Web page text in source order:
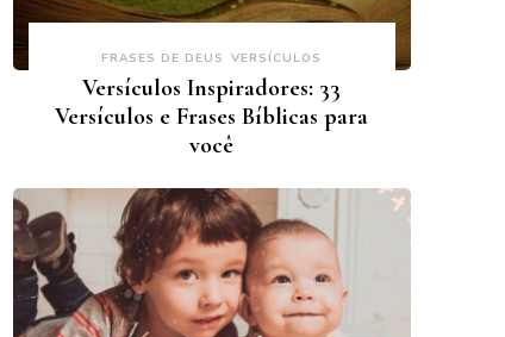
FRASES DE DEUS VERSÍCULOS
Versículos Inspiradores: 33
Versículos e Frases Bíblicas para
você